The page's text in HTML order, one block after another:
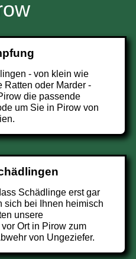
- von klein wie
Ratten oder Marder -
die passende
um Sie in Pirow von
Schädlinge erst gar
sich bei Ihnen heimisch
unsere
Ort in Pirow zum
von Ungeziefer.